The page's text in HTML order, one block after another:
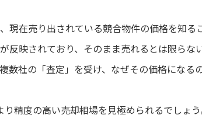
在売り出されている競合物件の価格を知る
映されており、そのまま売れるとは限らな
数社の「査定」を受け、なぜその価格になる
精度の高い売却相場を見極められるでしょう